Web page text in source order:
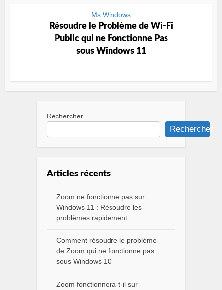
Ms Windows
Résoudre le Problème de Wi-Fi
Public qui ne Fonctionne Pas
sous Windows 11
Rechercher
Rechercher
Articles récents
Zoom ne fonctionne pas sur
Windows 11 : Résoudre les
problèmes rapidement
Comment résoudre le problème
de Zoom qui ne fonctionne pas
sous Windows 10
Zoom fonctionnera-t-il sur